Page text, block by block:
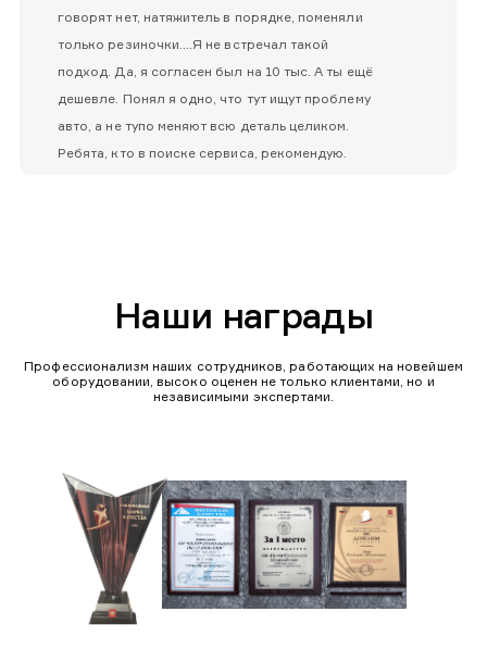
говорят нет, натяжитель в порядке, поменяли
только резиночки....Я не встречал такой
подход. Да, я согласен был на 10 тыс. А ты ещё
дешевле. Понял я одно, что тут ищут проблему
авто, а не тупо меняют всю деталь целиком.
Ребята, кто в поиске сервиса, рекомендую.
Наши награды
Профессионализм наших сотрудников, работающих на новейшем
оборудовании, высоко оценен не только клиентами, но и
независимыми экспертами.